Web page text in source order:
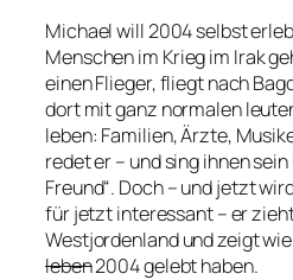
Michael will 2004 selbst
Menschen im Krieg im Irak
einen Flieger, fliegt nach
dort mit ganz normalen
leben: Familien, Ärzte,
redet er – und sing ihnen
Freund“. Doch – und jetzt
für jetzt interessant – er
Westjordenland und zeigt
leben2004 gelebt haben.